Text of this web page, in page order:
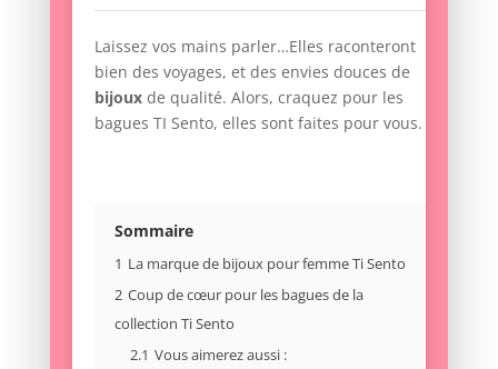
Laissez vos mains parler…Elles raconteront
bien des voyages, et des envies douces de
bijouxde qualité. Alors, craquez pour les
bagues TI Sento, elles sont faites pour vous.
Sommaire
1 La marque de bijoux pour femme Ti Sento
2 Coup de cœur pour les bagues de la
collection Ti Sento
2.1 Vous aimerez aussi :